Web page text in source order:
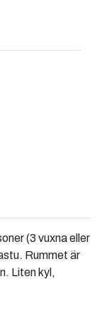
(3 vuxna eller
Rummet är
Liten kyl,